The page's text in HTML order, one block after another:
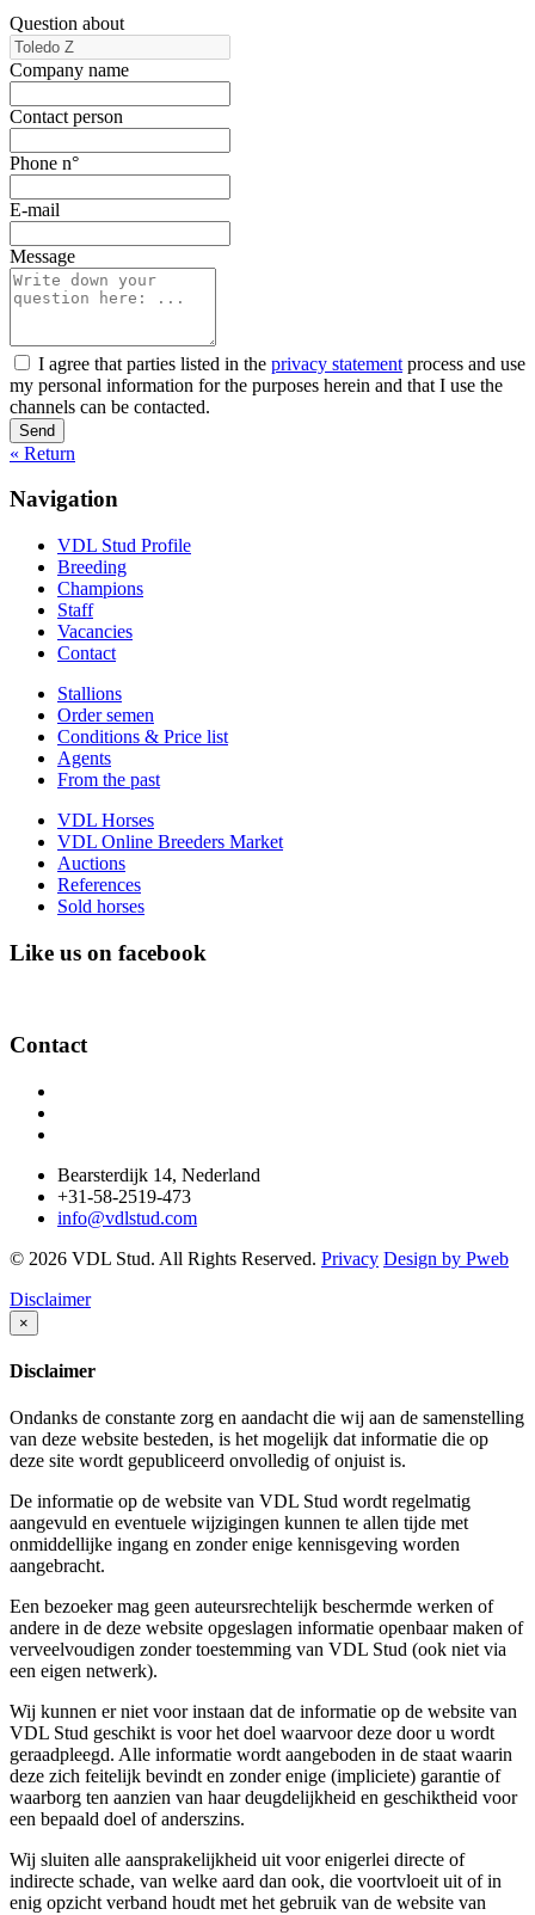
Question about
Company name
Contact person
Phone n°
E-mail
Message
I agree that parties listed in the privacy statement process and use
my personal information for the purposes herein and that I use the
channels can be contacted.
Send
« Return
Navigation
VDL Stud Profile
Breeding
Champions
Staff
Vacancies
Contact
Stallions
Order semen
Conditions & Price list
Agents
From the past
VDL Horses
VDL Online Breeders Market
Auctions
References
Sold horses
Like us on facebook
Contact
Bearsterdijk 14, Nederland
+31-58-2519-473
info@vdlstud.com
© 2026 VDL Stud. All Rights Reserved. Privacy Design by Pweb
Disclaimer
×
Disclaimer
Ondanks de constante zorg en aandacht die wij aan de samenstelling
van deze website besteden, is het mogelijk dat informatie die op
deze site wordt gepubliceerd onvolledig of onjuist is.
De informatie op de website van VDL Stud wordt regelmatig
aangevuld en eventuele wijzigingen kunnen te allen tijde met
onmiddellijke ingang en zonder enige kennisgeving worden
aangebracht.
Een bezoeker mag geen auteursrechtelijk beschermde werken of
andere in de deze website opgeslagen informatie openbaar maken of
verveelvoudigen zonder toestemming van VDL Stud (ook niet via
een eigen netwerk).
Wij kunnen er niet voor instaan dat de informatie op de website van
VDL Stud geschikt is voor het doel waarvoor deze door u wordt
geraadpleegd. Alle informatie wordt aangeboden in de staat waarin
deze zich feitelijk bevindt en zonder enige (impliciete) garantie of
waarborg ten aanzien van haar deugdelijkheid en geschiktheid voor
een bepaald doel of anderszins.
Wij sluiten alle aansprakelijkheid uit voor enigerlei directe of
indirecte schade, van welke aard dan ook, die voortvloeit uit of in
enig opzicht verband houdt met het gebruik van de website van